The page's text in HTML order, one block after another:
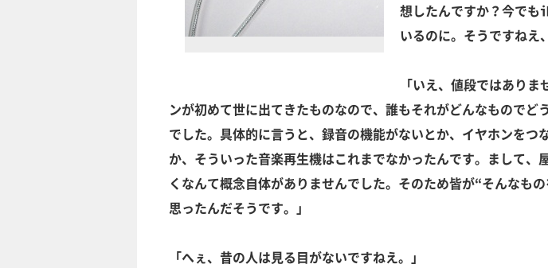
想したんですか？今でも
いるのに。そうですねえ
「いえ、値段ではあり
ンが初めて世に出てきたものなので、誰もそれがどんなものでど
でした。具体的に言うと、録音の機能がないとか、イヤホンをつ
か、そういった音楽再生機はこれまでなかったんです。まして、
くなんて概念自体がありませんでした。そのため皆が“そんなも
思ったんだそうです。」
「へぇ、昔の人は見る目がないですねえ。」